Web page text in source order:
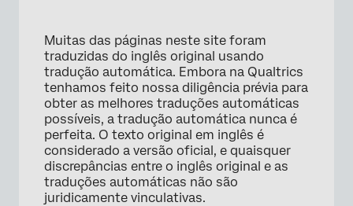
×
Muitas das páginas neste site foram
traduzidas do inglês original usando
tradução automática. Embora na Qualtrics
tenhamos feito nossa diligência prévia para
obter as melhores traduções automáticas
possíveis, a tradução automática nunca é
perfeita. O texto original em inglês é
considerado a versão oficial, e quaisquer
discrepâncias entre o inglês original e as
traduções automáticas não são
juridicamente vinculativas.